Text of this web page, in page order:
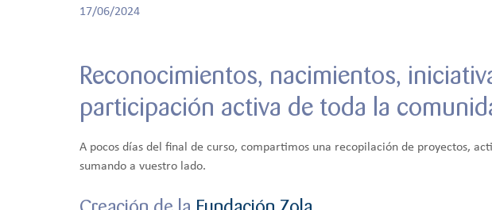
17/06/2024
Reconocimientos, nacimientos,
participación activa de toda la
A pocos días del final de curso, compartimos una recopilación de proyectos,
sumando a vuestro lado.